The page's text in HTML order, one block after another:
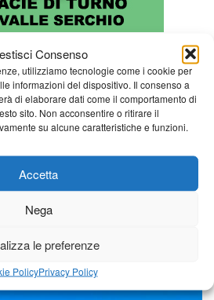
Consenso
utilizziamo tecnologie come i cookie per
informazioni del dispositivo. Il consenso a
di elaborare dati come il comportamento di
sito. Non acconsentire o ritirare il
su alcune caratteristiche e funzioni.
Accetta
Nega
le preferenze
PolicyPrivacy Policy